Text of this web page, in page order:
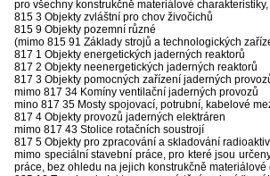
pro všechny konstrukčně materiálové
815 3 Objekty zvláštní pro chov živočichů
815 9 Objekty pozemní různé
(mimo 815 91 Základy strojů a technologických
817 1 Objekty energetických jaderných reaktorů
817 2 Objekty neenergetických jaderných reaktorů
817 3 Objekty pomocných zařízení jaderných
mimo 817 34 Komíny ventilační jaderných provozů
mino 817 35 Mosty spojovací, potrubní, kabelové
817 4 Objekty provozů jaderných elektráren
mimo 817 43 Stolice rotačních soustrojí
817 5 Objekty pro zpracování a skladování
mimo speciální stavební práce, pro které jsou
práce, bez ohledu na jejich konstrukčně